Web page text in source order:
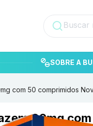
SOBRE A
com 50 comprimidos
60mg